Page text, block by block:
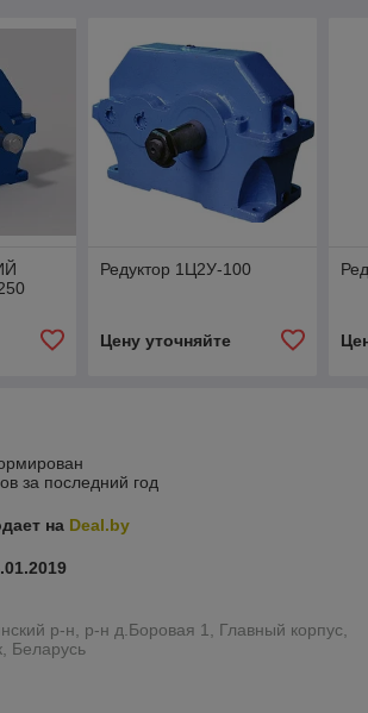
Редуктор 1Ц2У-100
Цену уточняйте
за последний год
на Deal.by
р-н, р-н д.Боровая 1, Главный корпус,
Беларусь